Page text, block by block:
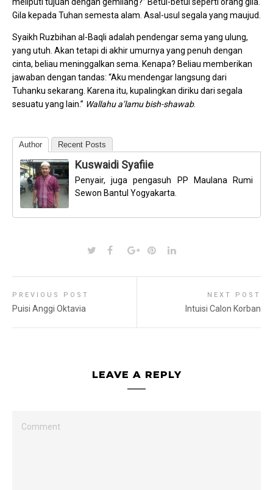
Gila kepada Tuhan semesta alam. Asal-usul segala yang maujud.
Syaikh Ruzbihan al-Baqli adalah pendengar sema yang ulung,
yang utuh. Akan tetapi di akhir umurnya yang penuh dengan
cinta, beliau meninggalkan sema. Kenapa? Beliau memberikan
jawaban dengan tandas: “Aku mendengar langsung dari
Tuhanku sekarang. Karena itu, kupalingkan diriku dari segala
sesuatu yang lain.” Wallahu a’lamu bish-shawab.
Author Recent Posts
Kuswaidi Syafiie
Penyair, juga pengasuh PP Maulana Rumi
Sewon Bantul Yogyakarta.
PREVIOUS POST
Puisi Anggi Oktavia
NEXT POST
Intuisi Calon Korban
LEAVE A REPLY